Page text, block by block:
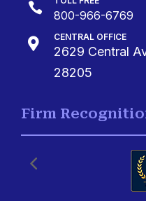

800-966-6769
 CENTRAL OFFICE
2629 Central
28205
Firm